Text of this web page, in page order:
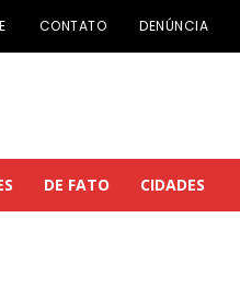
CONTATO DENÚNCIA
DE FATO CIDADES